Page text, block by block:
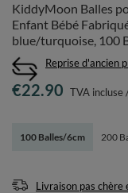
KiddyMoon Balles
Enfant Bébé
blue/turquoise, 100
Reprise d'ancien
100 Balles/6cm 200
€22.90 TVA incluse
Livraison pas chère